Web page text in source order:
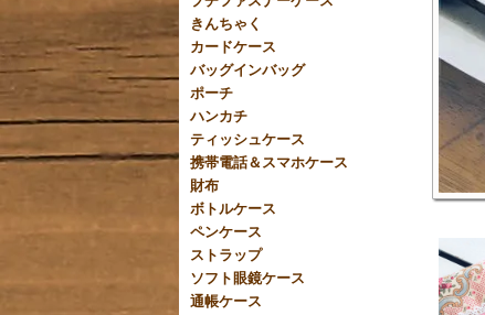
きんちゃく
カードケース
バッグインバッグ
ポーチ
ハンカチ
ティッシュケース
携帯電話＆スマホケース
財布
ボトルケース
ペンケース
ストラップ
ソフト眼鏡ケース
通帳ケース